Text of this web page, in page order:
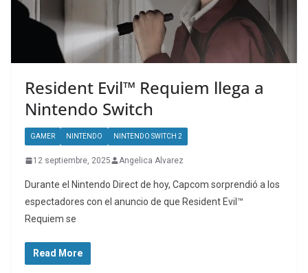
Resident Evil™ Requiem llega a
Nintendo Switch
GAMER NINTENDO NINTENDO SWITCH 2
12 septiembre, 2025 Angelica Alvarez
Durante el Nintendo Direct de hoy, Capcom sorprendió a los
espectadores con el anuncio de que Resident Evil™
Requiem se
Read More